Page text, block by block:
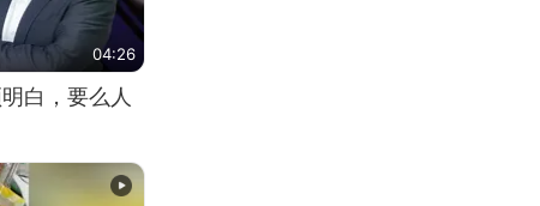
04:26
白，要么人